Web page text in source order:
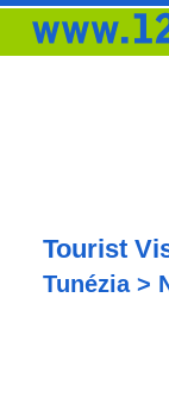
Tourist
Tunézia >